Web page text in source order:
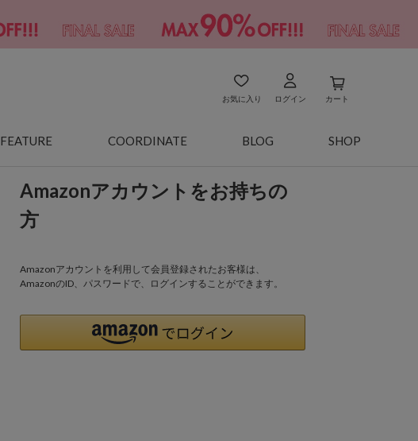
お気に入り ログイン カート
FEATURE COORDINATE BLOG SHOP
Amazonアカウントをお持ちの
方
Amazonアカウントを利用して会員登録されたお客様は、
AmazonのID、パスワードで、ログインすることができます。